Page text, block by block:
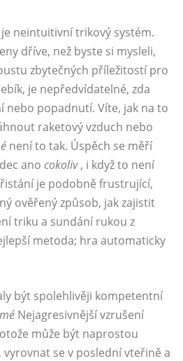
neintuitivní trikový systém.
dříve, než byste si mysleli,
zbytečných příležitostí pro
je nepředvídatelné, zda
nebo popadnutí. Víte, jak na to
raketový vzduch nebo
není to tak. Úspěch se měří
ano cokoliv, i když to není
je podobně frustrující,
ověřený způsob, jak zajistit
triku a sundání rukou z
metoda; hra automaticky
být spolehlivěji kompetentní
Nejagresivnější vzrušení
může být naprostou
se v poslední vteřině a